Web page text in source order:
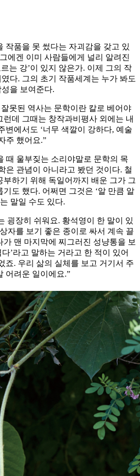
작품을 못 썼다는 자괴감을 갖고 있
에겐 이미 사람들에게 널리 알려진
는 강’이 있지 않은가. 이제 그의 작
다. 그의 초기 작품세계는 누가 봐도
을 보여준다.
못된 역사는 문학이란 칼로 베어야
데 그때는 창작과비평사 외에는 내
변에서도 ‘너무 색깔이 강하다, 예술
주 했어요.”
때 울부짖는 소리야말로 문학의 목
은 관념이 아니라고 봤던 것이다. 철
부하기 위해 독일어까지 배운 그가 그
도 했다. 어쩌면 그것은 ‘알 만큼 알
말일 수도 있다.
굉장히 쉬워요. 황석영이 한 말이 있
자를 보기 좋은 종이로 싸서 계속 끌
맨 마지막에 찌그러진 성냥통을 보
’라고 말하는 거라고 한 적이 있어
죠. 우리 삶의 실체를 보고 거기서 주
어려운 일이에요.”